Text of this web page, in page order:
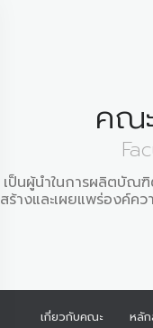
คณ
เป็นผู้นำในการผลิตบั
สร้างและเผยแพร่องค์ค
เกี่ยวกับคณะ หลั